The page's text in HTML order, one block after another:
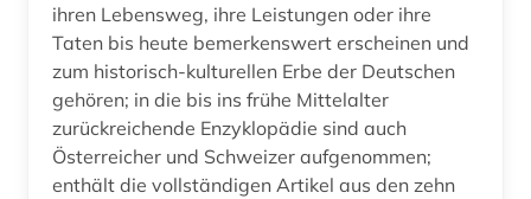
diskriminierung (1)
dominikaner (1)
drama (1)
ihren Lebensweg, ihre Leistungen oder ihre
Taten bis heute bemerkenswert erscheinen und
zum historisch-kulturellen Erbe der Deutschen
gehören; in die bis ins frühe Mittelalter
zurückreichende Enzyklopädie sind auch
Österreicher und Schweizer aufgenommen;
enthält die vollständigen Artikel aus den zehn